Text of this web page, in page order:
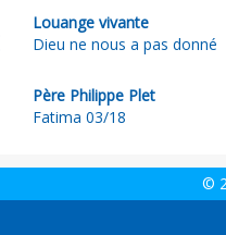
Louange vivante
Dieu ne nous a pas donné
Père Philippe Plet
Fatima 03/18
©